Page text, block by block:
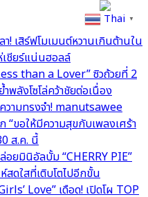
! เสิร์ฟโมเมนต์หวานเกินต้านใน
ชียร์แน่นฮอลล์
than a Lover” ซิวถ้วยที่ 2
ลังโซโล่คว้าชัยต่อเนื่อง
วามทรงจำ! manutsawee
ขอให้มีความสุขกับเพลงเศร้า
ส.ค. นี้
ยมินิอัลบั้ม “CHERRY PIE”
สดใสที่เติบโตไปอีกขั้น
Love” เดือด! เปิดโผ TOP
Thai ▼